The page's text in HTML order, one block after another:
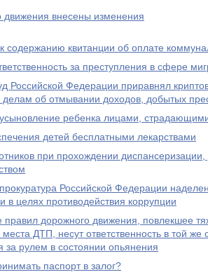
движения внесены изменения
содержанию квитанции об оплате
за преступления в сфере
Российской Федерации приравнял
делам об отмывании доходов, добытых
ребенка лицами,
детей бесплатными лекарствами
при прохождении
Российской Федерации
в целях противодействия коррупции
дорожного движения, повлекшее
ДТП, несут ответственность в той же
за рулем в состоянии опьянения
паспорт в залог?